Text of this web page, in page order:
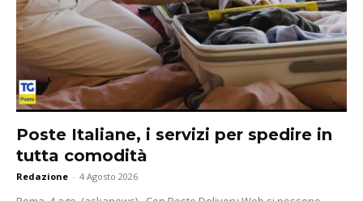
Poste Italiane, i servizi per spedire in
tutta comodità
Redazione - 4 Agosto 2026